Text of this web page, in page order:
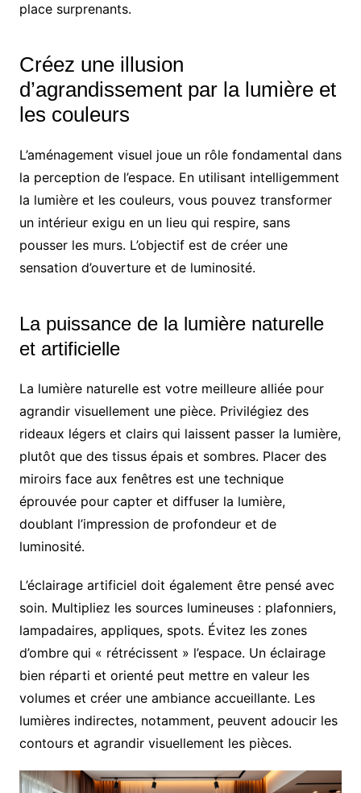
place surprenants.
Créez une illusion
d’agrandissement par la lumière et
les couleurs
L’aménagement visuel joue un rôle fondamental dans
la perception de l’espace. En utilisant intelligemment
la lumière et les couleurs, vous pouvez transformer
un intérieur exigu en un lieu qui respire, sans
pousser les murs. L’objectif est de créer une
sensation d’ouverture et de luminosité.
La puissance de la lumière naturelle
et artificielle
La lumière naturelle est votre meilleure alliée pour
agrandir visuellement une pièce. Privilégiez des
rideaux légers et clairs qui laissent passer la lumière,
plutôt que des tissus épais et sombres. Placer des
miroirs face aux fenêtres est une technique
éprouvée pour capter et diffuser la lumière,
doublant l’impression de profondeur et de
luminosité.
L’éclairage artificiel doit également être pensé avec
soin. Multipliez les sources lumineuses : plafonniers,
lampadaires, appliques, spots. Évitez les zones
d’ombre qui « rétrécissent » l’espace. Un éclairage
bien réparti et orienté peut mettre en valeur les
volumes et créer une ambiance accueillante. Les
lumières indirectes, notamment, peuvent adoucir les
contours et agrandir visuellement les pièces.